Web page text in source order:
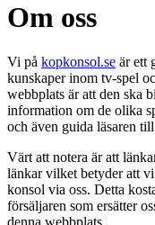
Om oss
Vi på kopkonsol.se är ett
kunskaper inom tv-spel
webbplats är att den ska
information om de olika
och även guida läsaren
Värt att notera är att
länkar vilket betyder att
konsol via oss. Detta
försäljaren som ersätter
denna webbplats.